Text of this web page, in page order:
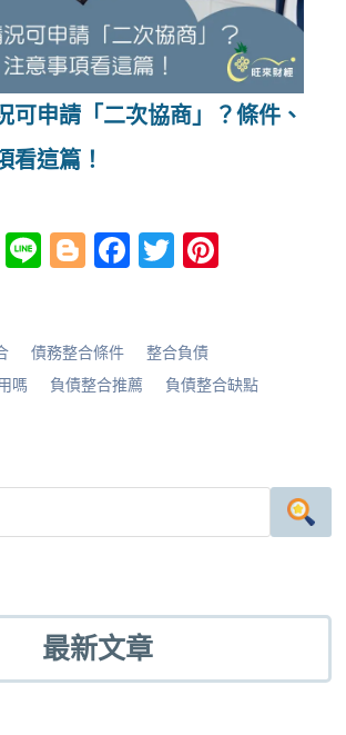
可申請「二次協商」？條件、
看這篇！
Li Bl
g
er
Fa
o
o
T
er
t
債務整合條件
整合負債
嗎
負債整合推薦
負債整合缺點
最新文章